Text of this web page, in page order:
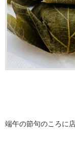
端午の節句のころに